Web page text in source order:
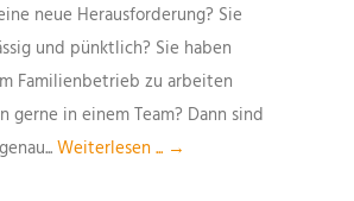
neue Herausforderung? Sie
und pünktlich? Sie haben
Familienbetrieb zu arbeiten
gerne in einem Team? Dann sind
Weiterlesen ... →